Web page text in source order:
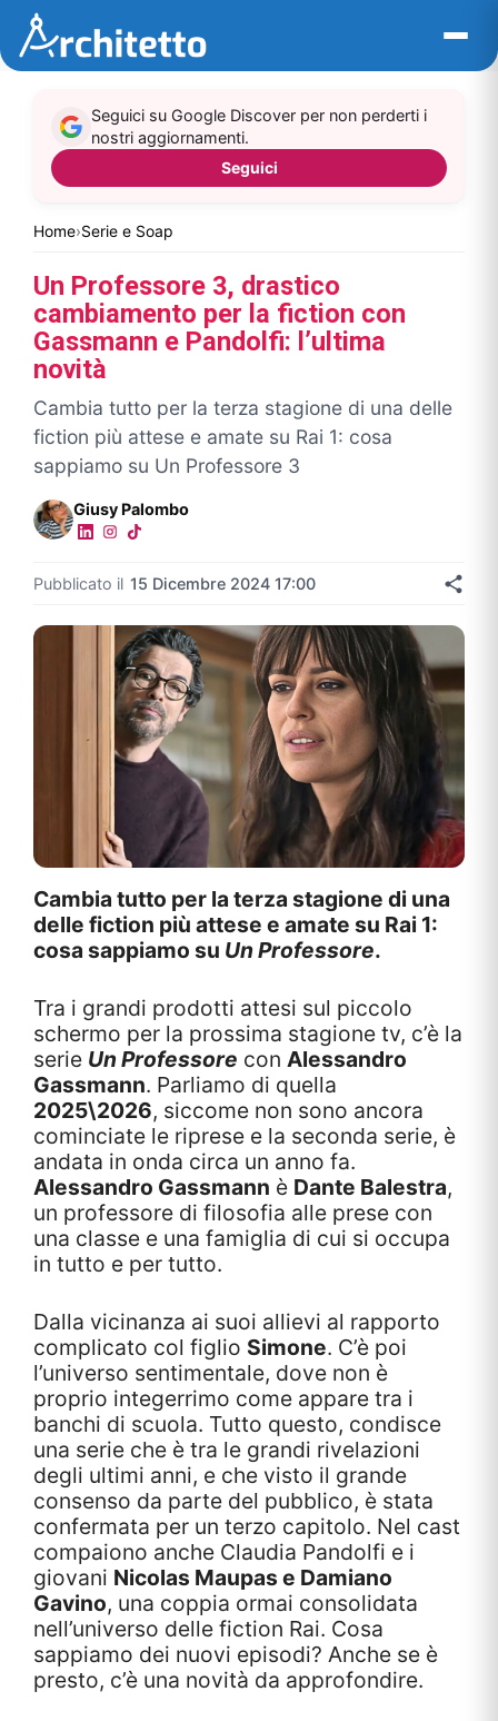
contenuto
Home›Serie e Soap
Seguici su Google Discover per non perderti i
nostri aggiornamenti.
Seguici
Un Professore 3, drastico
cambiamento per la fiction con
Gassmann e Pandolfi: l’ultima
novità
Cambia tutto per la terza stagione di una delle
fiction più attese e amate su Rai 1: cosa
sappiamo su Un Professore 3
Giusy Palombo
Pubblicato il 15 Dicembre 2024 17:00
Cambia tutto per la terza stagione di una
delle fiction più attese e amate su Rai 1:
cosa sappiamo su Un Professore.
Tra i grandi prodotti attesi sul piccolo
schermo per la prossima stagione tv, c’è la
serie Un Professore con Alessandro
Gassmann. Parliamo di quella
2025\2026, siccome non sono ancora
cominciate le riprese e la seconda serie, è
andata in onda circa un anno fa.
Alessandro Gassmann è Dante Balestra,
un professore di filosofia alle prese con
una classe e una famiglia di cui si occupa
in tutto e per tutto.
Dalla vicinanza ai suoi allievi al rapporto
complicato col figlio Simone. C’è poi
l’universo sentimentale, dove non è
proprio integerrimo come appare tra i
banchi di scuola. Tutto questo, condisce
una serie che è tra le grandi rivelazioni
degli ultimi anni, e che visto il grande
consenso da parte del pubblico, è stata
confermata per un terzo capitolo. Nel cast
compaiono anche Claudia Pandolfi e i
giovani Nicolas Maupas e Damiano
Gavino, una coppia ormai consolidata
nell’universo delle fiction Rai. Cosa
sappiamo dei nuovi episodi? Anche se è
presto, c’è una novità da approfondire.